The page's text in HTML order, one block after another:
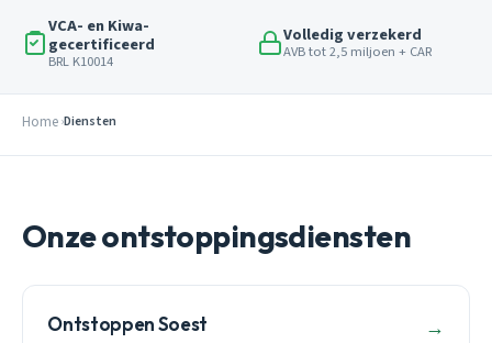
VCA- en Kiwa-
gecertificeerd
BRL K10014
Volledig verzekerd
AVB tot 2,5 miljoen + CAR
Home Diensten
Onze ontstoppingsdiensten
Ontstoppen Soest →